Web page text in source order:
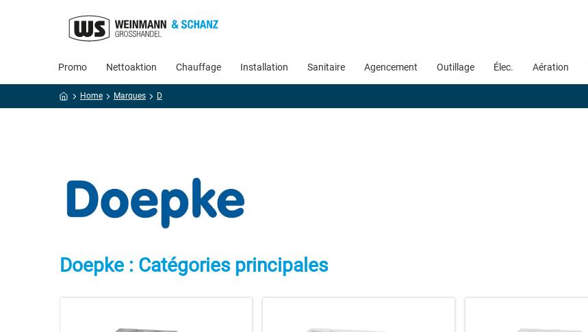
Promo Nettoaktion Chauffage Installation Sanitaire Agencement Outillage Élec. Aération
Home Marques D
Doepke : Catégories principales